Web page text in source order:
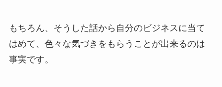
もちろん、そうした話から自分のビジネスに当て
はめて、色々な気づきをもらうことが出来るのは
事実です。